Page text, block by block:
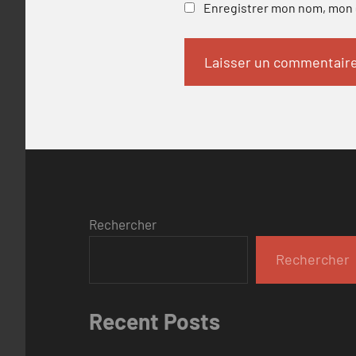
Enregistrer mon nom,
Rechercher
Rechercher
Recent Posts